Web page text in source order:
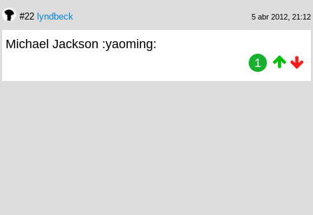
#22 lyndbeck 5 abr 2012, 21:12
Michael Jackson :yaoming:
1